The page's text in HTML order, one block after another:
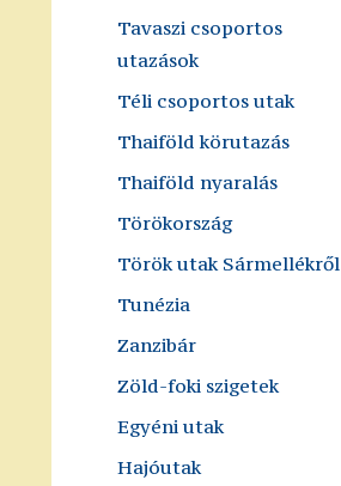
Tavaszi csoportos
utazások
Téli csoportos utak
Thaiföld körutazás
Thaiföld nyaralás
Törökország
Török utak Sármellékről
Tunézia
Zanzibár
Zöld-foki szigetek
Egyéni utak
Hajóutak